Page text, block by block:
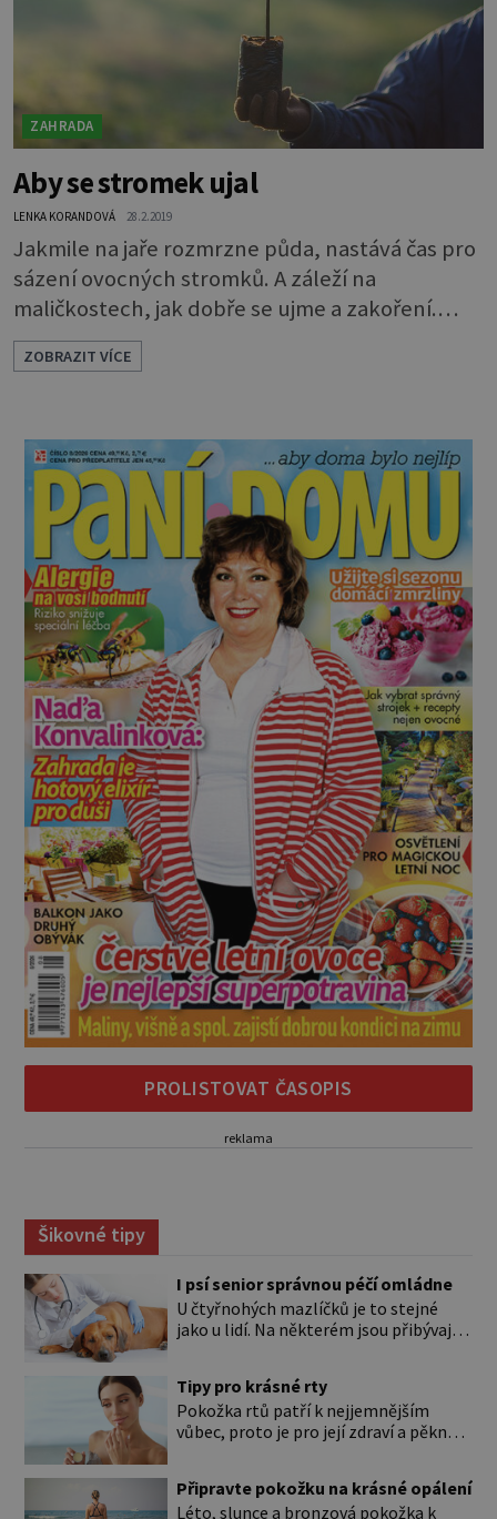
ZAHRADA
Aby se stromek ujal
LENKA KORANDOVÁ 28.2.2019
Jakmile na jaře rozmrzne půda, nastává čas pro
sázení ovocných stromků. A záleží na
maličkostech, jak dobře se ujme a zakoření.
Stanoviště: Ovocné stromky potřebují půdu
středně těžkou, kyprou a humózní. Toto
stromkům vyhovují spíš těžší půdy, neboť lépe
udrží vláhu. Naopak v chladnějších a vlhčích
oblas
ZOBRAZIT VÍCE
PROLISTOVAT ČASOPIS
reklama
Šikovné tipy
I psí senior správnou péčí omládne
U čtyřnohých mazlíčků je to stejné
jako u lidí. Na některém jsou přibývající
Přesto byste si měli staršího psa více
všímat, aby vám neunikly důležité
signály, že něco není v pořádku. Včasná
život. Hůře tráví U starších […]
Tipy pro krásné rty
Pokožka rtů patří k nejjemnějším
vůbec, proto je pro její zdraví a pěkný
ale také mnohem tenčí povrchovou
Připravte pokožku na krásné opálení
Léto, slunce a bronzová pokožka k